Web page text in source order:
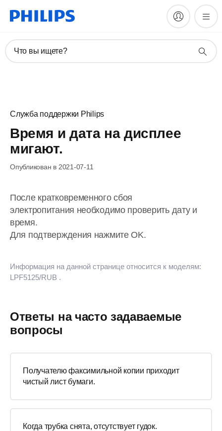
Что вы ищете?
Служба поддержки Philips
Время и дата на дисплее
мигают.
Опубликован в 2021-07-11
После кратковременного сбоя
электропитания необходимо проверить дату и
время.
Для подтверждения нажмите OK.
Информация на данной странице относится к моделям:
LPF5125/RUB .
Ответы на часто задаваемые
вопросы
Получателю факсимильной копии приходит
чистый лист бумаги.
Когда трубка снята, отсутствует гудок.